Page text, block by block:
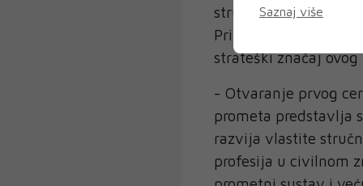
stručnjaka koji će
Primorac dok je
strateški značaj
- Otvaranje prvog
prometa predstavlja
razvija vlastite
profesija u civilnom
Saznaj više